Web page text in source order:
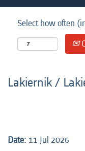
Select how often
Lakiernik /
Date: 11 Jul 2026